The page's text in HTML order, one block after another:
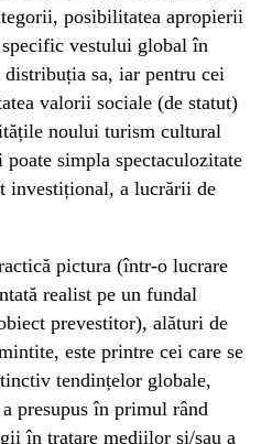
posibilitatea apropierii
vestului global în
sa, iar pentru cei
valorii sociale (de statut)
noului turism cultural
simpla spectaculozitate
investițional, a lucrării de
pictura (într-o lucrare
realist pe un fundal
prevestitor), alături de
este printre cei care se
tendințelor globale,
presupus în primul rând
în tratare mediilor și/sau a